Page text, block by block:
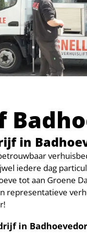
in
iedere dag
tot aan Groene
representatieve
in